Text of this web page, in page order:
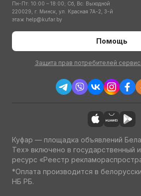
Пн-Пт: 10:00 – 18:00; Сб, Вс: Выходной
220029, г. Минск, ул. Красная 7А-2, 3-й
этаж help@kufar.by
Помощь
Защита прав потребителей
Куфар — площадка объявлений
Тех» включено в государственный
ресурс «Реестр
*Оплата производится в
НБ РБ.